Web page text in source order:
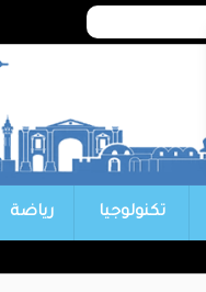
تكنولوجيا رياضة